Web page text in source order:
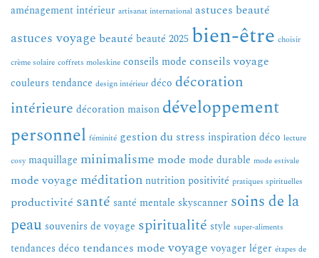
aménagement intérieur artisanat international astuces beauté
astuces voyage beauté beauté 2025 bien-être choisir
crème solaire coffrets moleskine conseils mode conseils voyage
couleurs tendance design intérieur déco décoration
intérieure décoration maison développement
personnel féminité gestion du stress inspiration déco lecture
cosy maquillage minimalisme mode mode durable mode estivale
mode voyage méditationnutrition positivité pratiques spirituelles
productivité santé santé mentale skyscanner soins de la
peau souvenirs de voyage spiritualité style super-aliments
tendances déco tendances mode voyage voyager léger étapes de